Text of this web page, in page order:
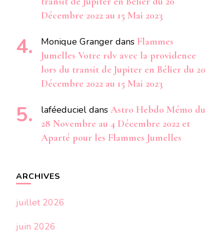
Décembre 2022 au 15 Mai 2023
Monique Granger dans Flammes
Jumelles Votre rdv avec la providence
lors du transit de Jupiter en Bélier du 20
Décembre 2022 au 15 Mai 2023
laféeduciel dans Astro Hebdo Mémo du
28 Novembre au 4 Décembre 2022 et
Aparté pour les Flammes Jumelles
ARCHIVES
juillet 2026
juin 2026